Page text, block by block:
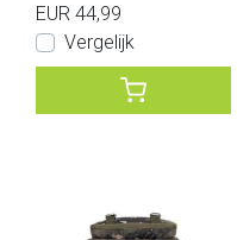
EUR 44,99
Vergelijk